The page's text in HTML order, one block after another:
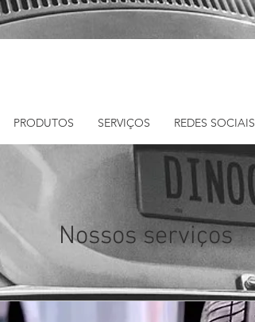
PRODUTOS SERVIÇOS REDES SOCIAIS
Nossos serviços